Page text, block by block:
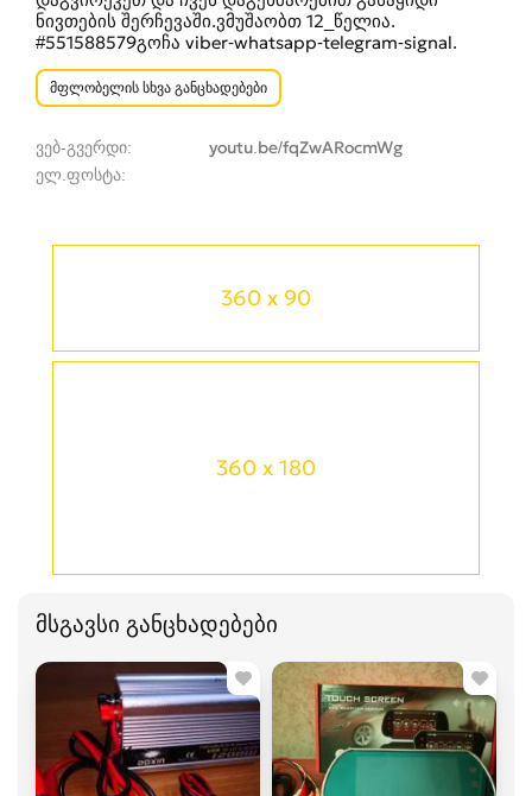
360 x 90
360 x 180
მსგავსი განცხადებები
ნივთების შერჩევაში.ვმუშაობთ 12_წელია.
#551588579გოჩა viber-whatsapp-telegram-signal.
მფლობელის სხვა განცხადებები
ვებ-გვერდი
youtu.be/fqZwARocmWg
ელ.ფოსტა